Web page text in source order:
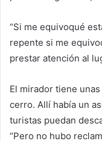
“Si me equivoqué
repente si me
prestar atención al
El mirador tiene
cerro. Allí había un
turistas puedan
“Pero no hubo